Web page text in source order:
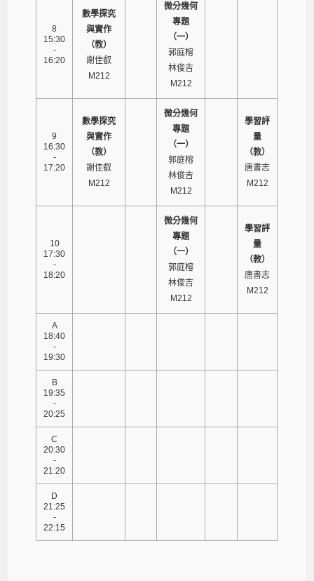
8
15:30
-
16:20
數學探究
與實作
（教）
謝佳叡
M212
微分幾何
專題
（一）
郭庭榕
林俊吉
M212
9
16:30
-
17:20
數學探究
與實作
（教）
謝佳叡
M212
微分幾何
專題
（一）
郭庭榕
林俊吉
M212
學習評
量
（教）
唐書志
M212
10
17:30
-
18:20
微分幾何
專題
（一）
郭庭榕
林俊吉
M212
學習評
量
（教）
唐書志
M212
A
18:40
-
19:30
B
19:35
-
20:25
C
20:30
-
21:20
D
21:25
-
22:15